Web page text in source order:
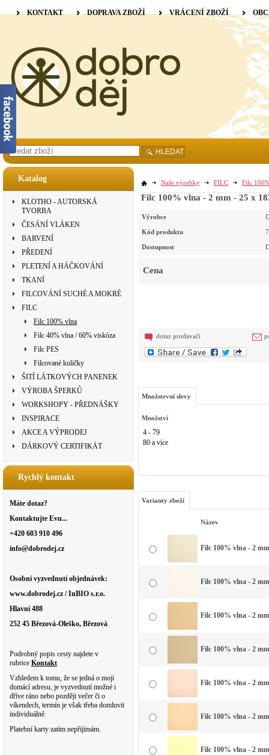
Katalog
KLOTHO - AUTORSKÁ
TVORBA
ČESÁNÍ VLÁKEN
BARVENÍ
PŘEDENÍ
PLETENÍ A HÁČKOVÁNÍ
TKANÍ
FILCOVÁNÍ SUCHÉ A MOKRÉ
FILC
Filc 100% vlna
Filc 40% vlna / 60% viskóza
Filc PES
Filcované kuličky
ŠITÍ LÁTKOVÝCH PANENEK
VÝROBA ŠPERKŮ
WORKSHOPY - PŘEDNÁŠKY
INSPIRACE
AKCE A VÝPRODEJ
DÁRKOVÝ CERTIFIKÁT
Rychlý kontakt
Máte dotaz?
Kontaktujte Evu...
+420 603 910 496
info@dobrodej.cz
Osobní vyzvednutí objednávek:
www.dobrodej.cz / InBIO s.r.o.
Hlavní 488
252 45 Březová-Oleško, Březová
Podrobný popis cesty najdete v
rubrice Kontakt
Vzhledem k tomu, že se jedná o moji
domácí adresu, je vyzvednutí možné i
dříve ráno nebo později večer či o
víkendech, termín je však třeba domluvit
individuálně.
Platební karty zatím nepřijímám.
Naše výrobky FILC Filc
Filc 100% vlna - 2 mm - 25 x
Výrobce
Kód produktu
Dostupnost
Cena
dotaz prodavači
Množstevní slevy
Množství
4 - 79
80 a více
Varianty zboží
Název
Filc 100% vlna - 2
Filc 100% vlna - 2
Filc 100% vlna - 2
Filc 100% vlna - 2
Filc 100% vlna - 2
Filc 100% vlna - 2
Filc 100% vlna - 2
KONTAKT DOPRAVA ZBOŽÍ VRÁCENÍ ZBOŽÍ
HLEDAT